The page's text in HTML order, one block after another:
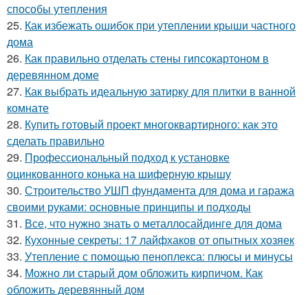
способы утепления
25. Как избежать ошибок при утеплении крыши частного
дома
26. Как правильно отделать стены гипсокартоном в
деревянном доме
27. Как выбрать идеальную затирку для плитки в ванной
комнате
28. Купить готовый проект многоквартирного: как это
сделать правильно
29. Профессиональный подход к установке
оцинкованного конька на шиферную крышу
30. Строительство УШП фундамента для дома и гаража
своими руками: основные принципы и подходы
31. Все, что нужно знать о металлосайдинге для дома
32. Кухонные секреты: 17 лайфхаков от опытных хозяек
33. Утепление с помощью пеноплекса: плюсы и минусы
34. Можно ли старый дом обложить кирпичом. Как
обложить деревянный дом